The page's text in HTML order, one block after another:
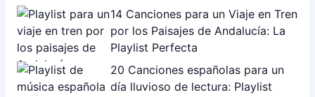
14 Canciones para un Viaje en Tren
por los Paisajes de Andalucía: La
Playlist Perfecta
20 Canciones españolas para un
día lluvioso de lectura: Playlist